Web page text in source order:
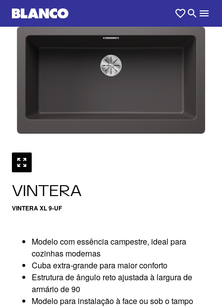
VINTERA
VINTERA XL 9-UF
1 /0
Modelo com essência campestre, ideal para
cozinhas modernas
Cuba extra-grande para maior conforto
Estrutura de ângulo reto ajustada à largura de
armário de 90
Modelo para instalação à face ou sob o tampo